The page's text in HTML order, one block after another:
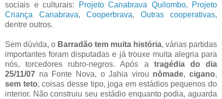
sociais e culturais:
Projeto Canabrava Quilombo,
Projeto
Criança Canabrava, Cooperbrava, Outras cooperativas,
dentre outros.
Sem dúvida, o Barradão tem muita história, várias partidas
importantes foram disputadas e já trouxe muita alegria para
nós, torcedores rubro-negros. Após a tragédia do dia
25/11/07 na Fonte Nova, o Jahia virou nômade, cigano,
sem teto, coisas desse tipo, joga em estádios pequenos do
interior. Não construiu seu estádio enquanto podia, aguarda